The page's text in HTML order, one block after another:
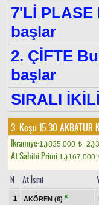
7'Lİ
başlar
2. ÇİFTE
başlar
SIRALI İKİLİ
3. Koşu 15.30 AKBATUR
Ikramiye:1.)835.000 t 2.)
At Sahibi Primi:1.)167.000
N At İsmi
1 AKÖREN (6) K